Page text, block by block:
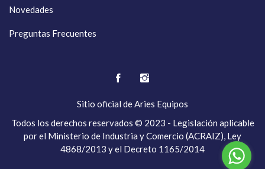
Novedades
Preguntas Frecuentes
Sitio oficial deAries Equipos
Todos los derechos reservados © 2023 - Legislación aplicable
por el Ministerio de Industria y Comercio (ACRAIZ), Ley
4868/2013 y el Decreto 1165/2014